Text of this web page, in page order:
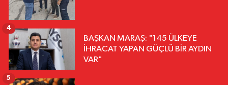
BAŞKAN MARAŞ: "145 ÜLKEYE
İHRACAT YAPAN GÜÇLÜ BİR AYDIN
VAR"
4
5